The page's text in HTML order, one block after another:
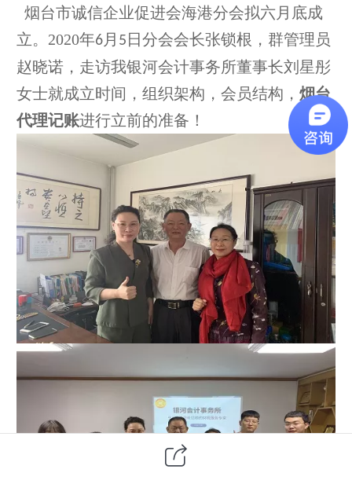
烟台市诚信企业促进会海港分会拟六月底成
立。 2020年6 月 5 日分会会长张锁根，群管理员
赵晓诺，走访我银河会计事务所董事长刘星彤
女士就成立时间，组织架构，会员结构， 烟台
代理记账进行立前的准备！